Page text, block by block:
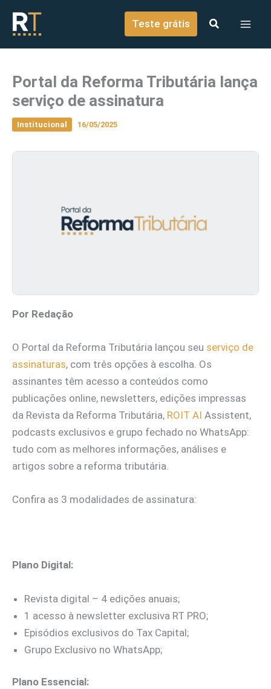
conteúdo
Teste grátis
Portal da Reforma Tributária lança
serviço de assinatura
Institucional 16/05/2025
Por Redação
O Portal da Reforma Tributária lançou seu serviço de
assinaturas, com três opções à escolha. Os
assinantes têm acesso a conteúdos como
publicações online, newsletters, edições impressas
da Revista da Reforma Tributária, ROIT AI Assistent,
podcasts exclusivos e grupo fechado no WhatsApp:
tudo com as melhores informações, análises e
artigos sobre a reforma tributária.
Confira as 3 modalidades de assinatura:
Plano Digital:
Revista digital – 4 edições anuais;
1 acesso à newsletter exclusiva RT PRO;
Episódios exclusivos do Tax Capital;
Grupo Exclusivo no WhatsApp;
Plano Essencial: